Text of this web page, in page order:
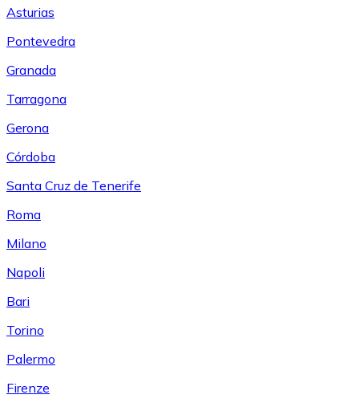
Asturias
Pontevedra
Granada
Tarragona
Gerona
Córdoba
Santa Cruz de Tenerife
Roma
Milano
Napoli
Bari
Torino
Palermo
Firenze